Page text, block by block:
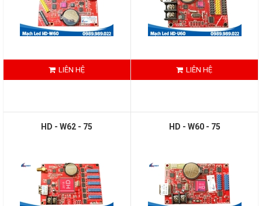
LIÊN HỆ LIÊN HỆ
HD - W62 - 75 HD - W60 - 75